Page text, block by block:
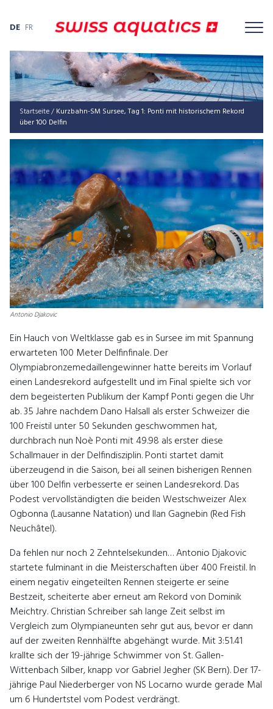
DE FR
Startseite/ Kurz­bahn-SM Sur­see, Tag 1: Pon­ti mit his­to­ri­schem Rekord
über 100 Delfin
Antonio Djakovic
Ein Hauch von Weltklasse gab es in Sursee im mit Spannung
erwarteten 100 Meter Delfinfinale. Der
Olympiabronzemedaillengewinner hatte bereits im Vorlauf
einen Landesrekord aufgestellt und im Final spielte sich vor
dem begeisterten Publikum der Kampf Ponti gegen die Uhr
ab. 35 Jahre nachdem Dano Halsall als erster Schweizer die
100 Freistil unter 50 Sekunden geschwommen hat,
durchbrach nun Noè Ponti mit 49.98 als erster diese
Schallmauer in der Delfindisziplin. Ponti startet damit
überzeugend in die Saison, bei all seinen bisherigen Rennen
über 100 Delfin verbesserte er seinen Landesrekord. Das
Podest vervollständigten die beiden Westschweizer Alex
Ogbonna (Lausanne Natation) und Ilan Gagnebin (Red Fish
Neuchâtel).
Da fehlen nur noch 2 Zehntelsekunden… Antonio Djakovic
startete fulminant in die Meisterschaften über 400 Freistil. In
einem negativ eingeteilten Rennen steigerte er seine
Bestzeit, scheiterte aber erneut am Rekord von Dominik
Meichtry. Christian Schreiber sah lange Zeit selbst im
Vergleich zum Olympianeunten sehr gut aus, bevor er dann
auf der zweiten Rennhälfte abgehängt wurde. Mit 3:51.41
krallte sich der 19-jährige Schwimmer von St. Gallen-
Wittenbach Silber, knapp vor Gabriel Jegher (SK Bern). Der 17-
jährige Paul Niederberger von NS Locarno wurde gerade Mal
um 6 Hundertstel vom Podest verdrängt.